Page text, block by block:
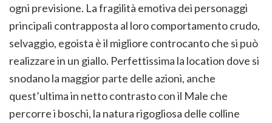
ogni previsione. La fragilità emotiva dei personaggi
principali contrapposta al loro comportamento crudo,
selvaggio, egoista è il migliore controcanto che si può
realizzare in un giallo. Perfettissima la location dove si
snodano la maggior parte delle azioni, anche
quest’ultima in netto contrasto con il Male che
percorre i boschi, la natura rigogliosa delle colline